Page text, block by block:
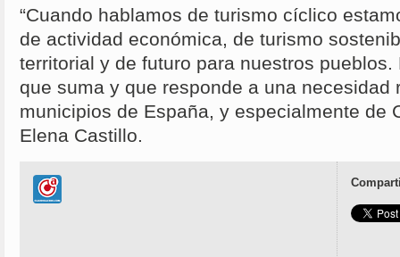
“Cuando hablamos de turismo cíclico
de actividad económica, de turismo
territorial y de futuro para nuestros
que suma y que responde a una necesidad
municipios de España, y especialmente de
Elena Castillo.